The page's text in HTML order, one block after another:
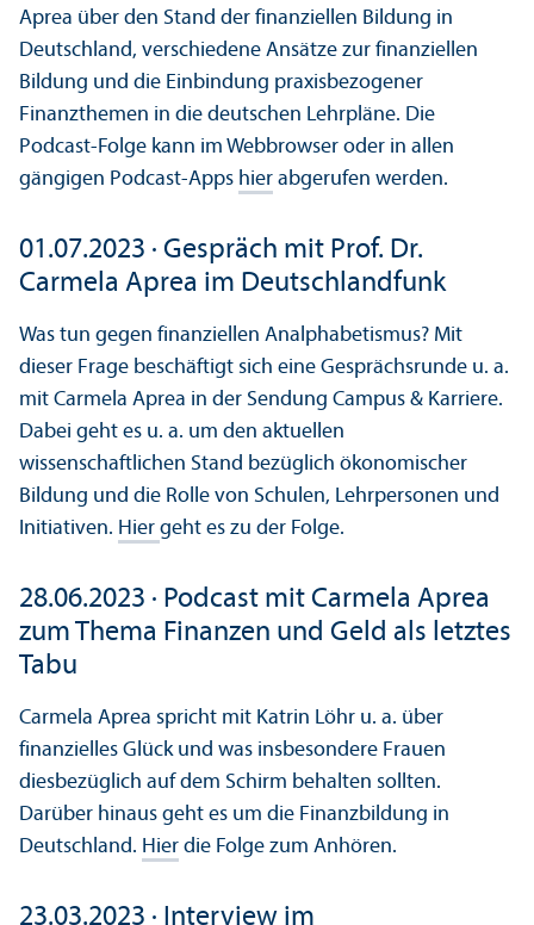
Aprea über den Stand der finanziellen Bildung in
Deutschland, verschiedene Ansätze zur finanziellen
Bildung und die Einbindung praxisbezogener
Finanzthemen in die deutschen Lehrpläne. Die
Podcast-Folge kann im Webbrowser oder in allen
gängigen Podcast-Apps hier abgerufen werden.
01.07.2023 · Gespräch mit Prof. Dr.
Carmela Aprea im Deutschlandfunk
Was tun gegen finanziellen Analphabetismus? Mit
dieser Frage beschäftigt sich eine Gesprächsrunde u. a.
mit Carmela Aprea in der Sendung Campus & Karriere.
Dabei geht es u. a. um den aktuellen
wissenschaftlichen Stand bezüglich ökonomischer
Bildung und die Rolle von Schulen, Lehrpersonen und
Initiativen. Hier geht es zu der Folge.
28.06.2023 · Podcast mit Carmela Aprea
zum Thema Finanzen und Geld als letztes
Tabu
Carmela Aprea spricht mit Katrin Löhr u. a. über
finanzielles Glück und was insbesondere Frauen
diesbezüglich auf dem Schirm behalten sollten.
Darüber hinaus geht es um die Finanzbildung in
Deutschland. Hier die Folge zum Anhören.
23.03.2023 · Interview im